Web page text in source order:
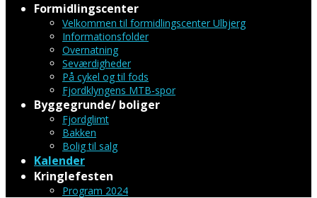
Formidlingscenter
Velkommen til formidlingscenter Ulbjerg
Informationsfolder
Overnatning
Seværdigheder
På cykel og til fods
Fjordklyngens MTB-spor
Byggegrunde/ boliger
Fjordglimt
Bakken
Bolig til salg
Kalender
Kringlefesten
Program 2024